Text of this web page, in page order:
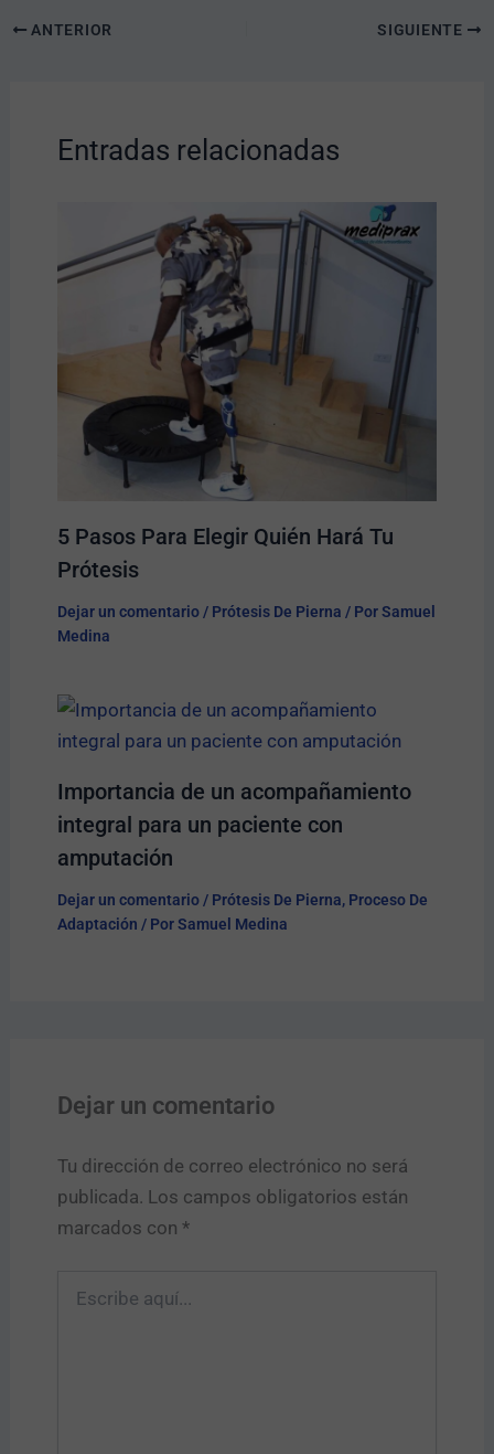
ANTERIOR SIGUIENTE
Entradas relacionadas
5 Pasos Para Elegir Quién Hará Tu
Prótesis​
Dejar un comentario / Prótesis De Pierna / PorSamuel
Medina
Importancia de un acompañamiento
integral para un paciente con
amputación
Dejar un comentario / Prótesis De Pierna, Proceso De
Adaptación / PorSamuel Medina
Dejar un comentario
Tu dirección de correo electrónico no será
publicada. Los campos obligatorios están
marcados con *
aquí...